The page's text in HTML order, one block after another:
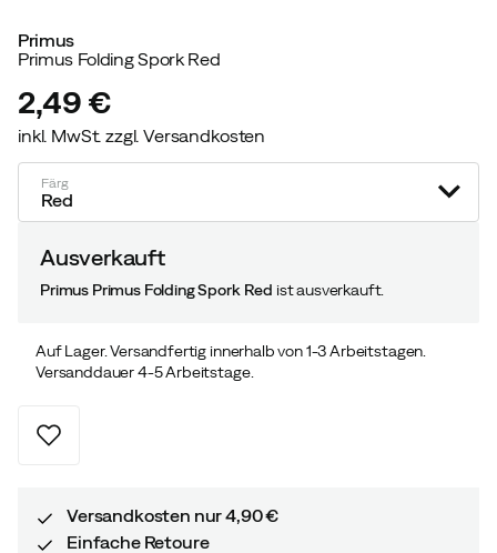
Primus
Primus Folding Spork Red
price
2,49 €
inkl. MwSt. zzgl. Versandkosten
Färg
Red
Ausverkauft
Primus Primus Folding Spork Red ist ausverkauft.
Auf Lager. Versandfertig innerhalb von 1-3 Arbeitstagen.
Versanddauer 4-5 Arbeitstage.
Versandkosten nur 4,90 €
Einfache Retoure